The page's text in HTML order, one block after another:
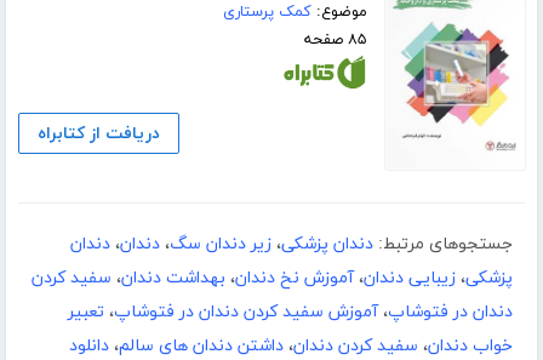
موضوع:کمک پرستاری
۸۵ صفحه
دریافت از کتابراه
جستجوهای مرتبط: دندان پزشکی، زیر دندان سگ، دندان، دندان
پزشکی، زیبایی دندان،آموزش نخ دندان، بهداشت دندان، سفید کردن
دندان در فتوشاپ،آموزش سفید کردن دندان در فتوشاپ، تعبیر
خواب دندان، سفید کردن دندان، داشتن دندان های سالم، دانلود